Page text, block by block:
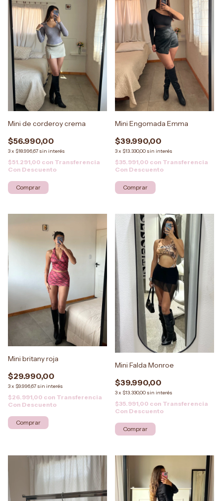
Mini de corderoy crema
$56.990,00
3x $18.996,67 sin interés
$51.291,00 con Transferencia
Con Descuento
Comprar
Mini Engomada Emma
$39.990,00
3x $13.330,00 sin interés
$35.991,00 con Transferencia
Con Descuento
Comprar
Mini britany roja
$29.990,00
3x $9.996,67 sin interés
$26.991,00 con Transferencia
Con Descuento
Mini Falda Monroe
$39.990,00
3x $13.330,00 sin interés
$35.991,00 con Transferencia
Con Descuento
Comprar